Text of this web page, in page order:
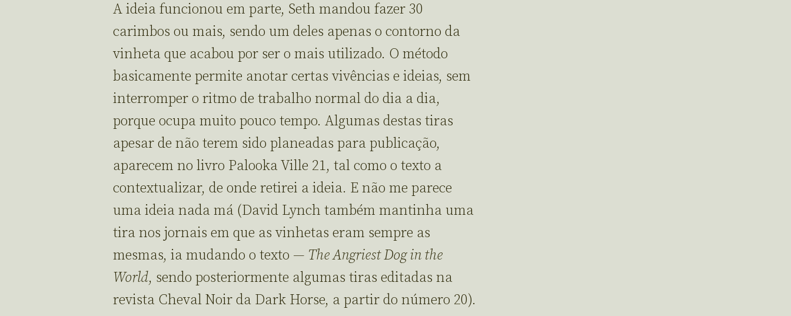
A ideia funcionou em parte, Seth mandou fazer 30
carimbos ou mais, sendo um deles apenas o contorno da
vinheta que acabou por ser o mais utilizado. O método
basicamente permite anotar certas vivências e ideias, sem
interromper o ritmo de trabalho normal do dia a dia,
porque ocupa muito pouco tempo. Algumas destas tiras
apesar de não terem sido planeadas para publicação,
aparecem no livro Palooka Ville 21, tal como o texto a
contextualizar, de onde retirei a ideia. E não me parece
uma ideia nada má (David Lynch também mantinha uma
tira nos jornais em que as vinhetas eram sempre as
mesmas, ia mudando o texto — The Angriest Dog in the
World, sendo posteriormente algumas tiras editadas na
revista Cheval Noir da Dark Horse, a partir do número 20).